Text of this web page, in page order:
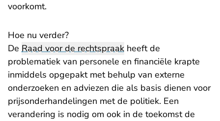
voorkomt.
Hoe nu verder?
De Raad voor de rechtspraak heeft de
problematiek van personele en financiële krapte
inmiddels opgepakt met behulp van externe
onderzoeken en adviezen die als basis dienen voor
prijsonderhandelingen met de politiek. Een
verandering is nodig om ook in de toekomst de